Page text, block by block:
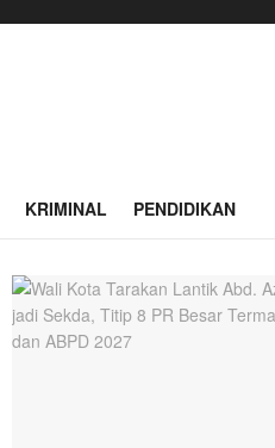
KRIMINAL PENDIDIKAN